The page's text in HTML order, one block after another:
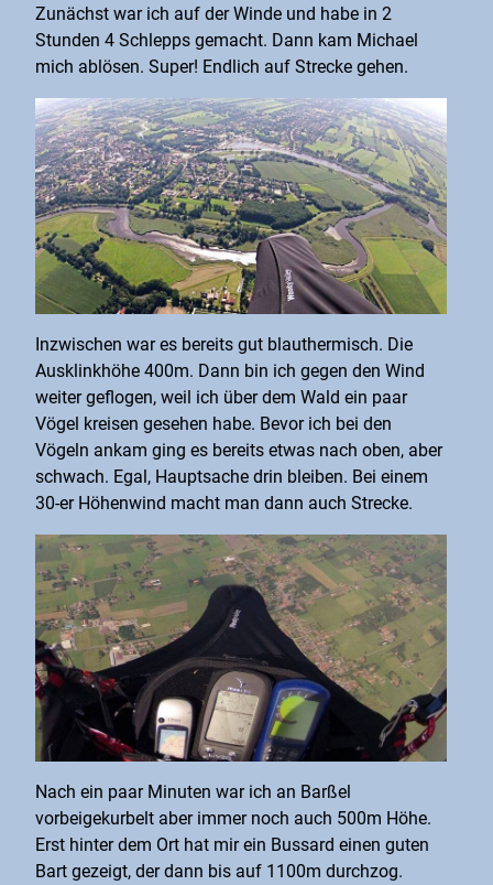
Zunächst war ich auf der Winde und habe in 2
Stunden 4 Schlepps gemacht. Dann kam Michael
mich ablösen. Super! Endlich auf Strecke gehen.
Inzwischen war es bereits gut blauthermisch. Die
Ausklinkhöhe 400m. Dann bin ich gegen den Wind
weiter geflogen, weil ich über dem Wald ein paar
Vögel kreisen gesehen habe. Bevor ich bei den
Vögeln ankam ging es bereits etwas nach oben, aber
schwach. Egal, Hauptsache drin bleiben. Bei einem
30-er Höhenwind macht man dann auch Strecke.
Nach ein paar Minuten war ich an Barßel
vorbeigekurbelt aber immer noch auch 500m Höhe.
Erst hinter dem Ort hat mir ein Bussard einen guten
Bart gezeigt, der dann bis auf 1100m durchzog.